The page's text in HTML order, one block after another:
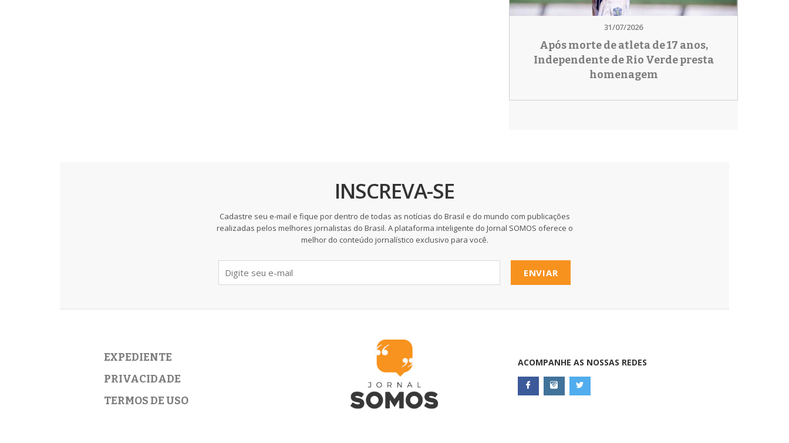
31/07/2026
Após morte de atleta de 17 anos,
Independente de Rio Verde presta
homenagem
INSCREVA-SE
Cadastre seu e-mail e fique por dentro de todas as notícias do Brasil e do mundo com publicações
realizadas pelos melhores jornalistas do Brasil. A plataforma inteligente do Jornal SOMOS oferece o
melhor do conteúdo jornalístico exclusivo para você.
ENVIAR
EXPEDIENTE
PRIVACIDADE
TERMOS DE USO
ACOMPANHE AS NOSSAS REDES